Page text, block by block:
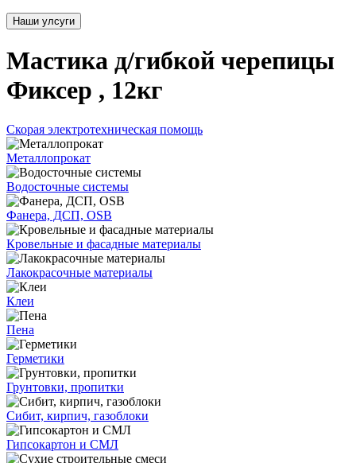
Наши улсуги
Мастика д/гибкой черепицы
Фиксер , 12кг
Скорая электротехническая помощь
Металлопрокат
Водосточные системы
Фанера, ДСП, OSB
Кровельные и фасадные материалы
Лакокрасочные материалы
Клеи
Пена
Герметики
Грунтовки, пропитки
Сибит, кирпич, газоблоки
Гипсокартон и СМЛ